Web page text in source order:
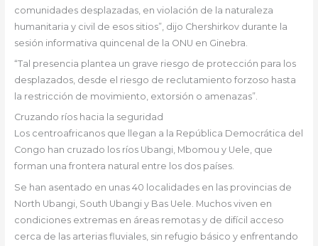
comunidades desplazadas, en violación de la naturaleza
humanitaria y civil de esos sitios”, dijo Chershirkov durante la
sesión informativa quincenal de la ONU en Ginebra.
“Tal presencia plantea un grave riesgo de protección para los
desplazados, desde el riesgo de reclutamiento forzoso hasta
la restricción de movimiento, extorsión o amenazas”.
Cruzando ríos hacia la seguridad
Los centroafricanos que llegan a la República Democrática del
Congo han cruzado los ríos Ubangi, Mbomou y Uele, que
forman una frontera natural entre los dos países.
Se han asentado en unas 40 localidades en las provincias de
North Ubangi, South Ubangi y Bas Uele. Muchos viven en
condiciones extremas en áreas remotas y de difícil acceso
cerca de las arterias fluviales, sin refugio básico y enfrentando